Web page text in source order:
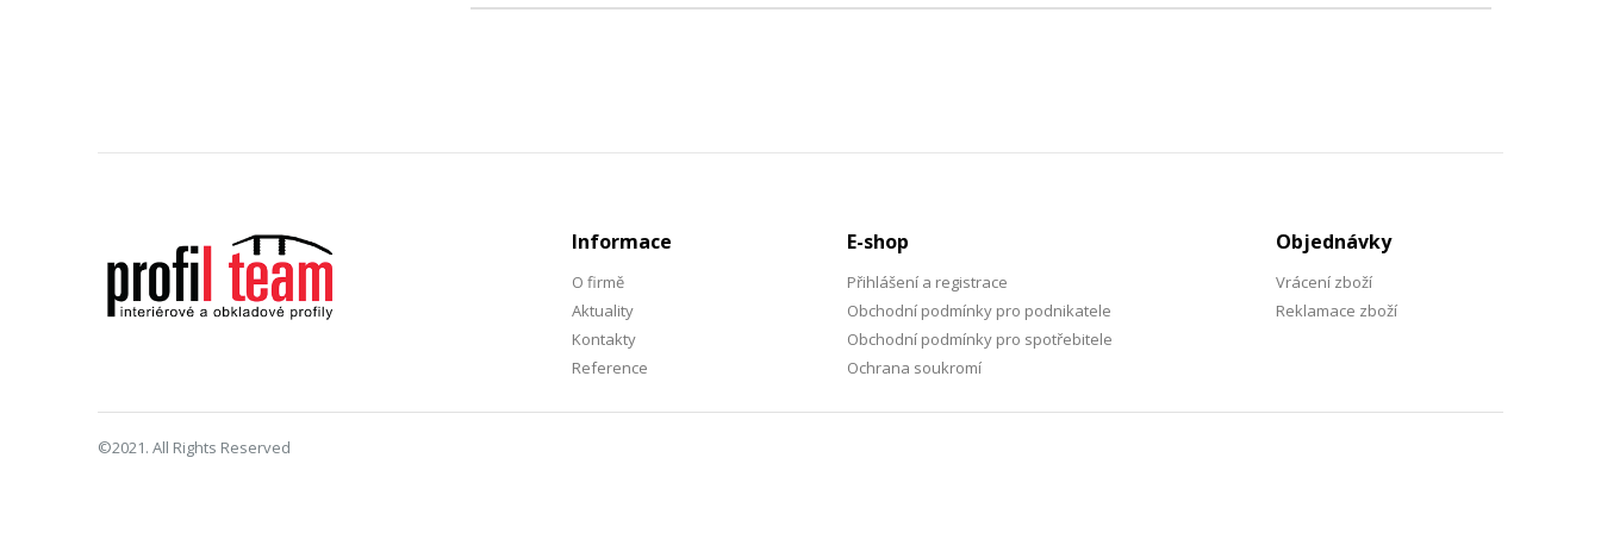
Informace
O firmě
Aktuality
Kontakty
Reference
E-shop
Přihlášení a registrace
Obchodní podmínky pro podnikatele
Obchodní podmínky pro spotřebitele
Ochrana soukromí
Objednávky
Vrácení zboží
Reklamace zboží
©2021. All Rights Reserved